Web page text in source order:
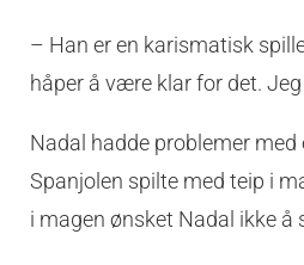
– Han er en karismatisk
håper å være klar for det.
Nadal hadde problemer
Spanjolen spilte med teip i
i magen ønsket Nadal ikke å